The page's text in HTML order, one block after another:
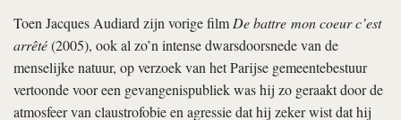
Toen Jacques Audiard zijn vorige filmDe battre mon coeur c’est
arrêté(2005), ook al zo’n intense dwarsdoorsnede van de
menselijke natuur, op verzoek van het Parijse gemeentebestuur
vertoonde voor een gevangenispubliek was hij zo geraakt door de
atmosfeer van claustrofobie en agressie dat hij zeker wist dat hij